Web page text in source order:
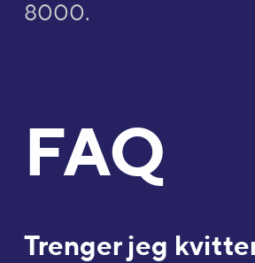
8000.
FAQ
Trenger jeg